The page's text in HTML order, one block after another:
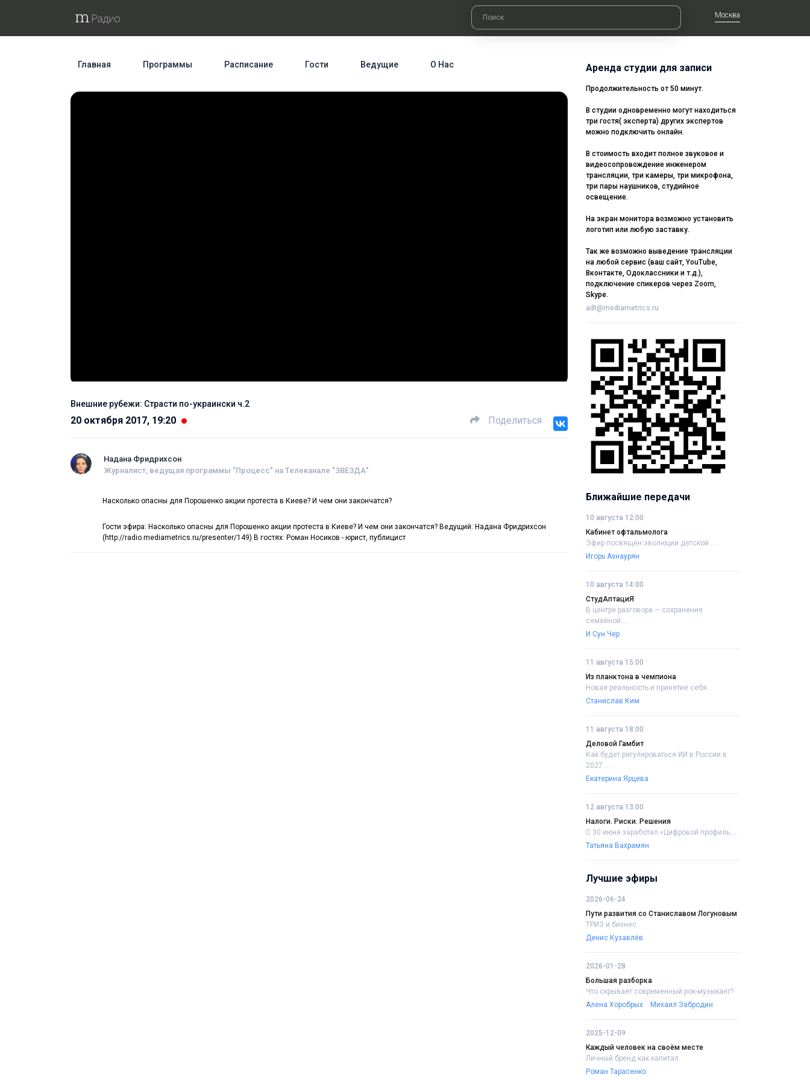
Москва
Главная Программы Расписание Гости Ведущие О Нас
Внешние рубежи: Страсти по-украински ч.2
20 октября 2017, 19:20 Поделиться
Надана Фридрихсон
Журналист, ведущая программы "Процесс" на Телеканале "ЗВЕЗДА"
Насколько опасны для Порошенко акции протеста в Киеве? И чем они закончатся?
Гости эфира: Насколько опасны для Порошенко акции протеста в Киеве? И чем они закончатся? Ведущий: Надана Фридрихсон
(http://radio.mediametrics.ru/presenter/149) В гостях: Роман Носиков - юрист, публицист
Аренда студии для записи
Продолжительность от 50 минут.
В студии одновременно могут находиться
три гостя( эксперта) других экспертов
можно подключить онлайн.
В стоимость входит полное звуковое и
видеосопровождение инженером
трансляции, три камеры, три микрофона,
три пары наушников, студийное
освещение.
На экран монитора возможно установить
логотип или любую заставку.
Так же возможно выведение трансляции
на любой сервис (ваш сайт, YouTube,
Вконтакте, Одоклассники и т.д.),
подключение спикеров через Zoom,
Skype.
adt@mediametrics.ru
Ближайшие передачи
10 августа 12:00
Кабинет офтальмолога
Эфир посвящён эволюции детской....
Игорь Азнаурян
10 августа 14:00
СтудАптациЯ
В центре разговора — сохранение
семейной....
И Сун Чер
11 августа 15:00
Из планктона в чемпиона
Новая реальность и принятие себя..
Станислав Ким
11 августа 18:00
Деловой Гамбит
Как будет регулироваться ИИ в России в
2027....
Екатерина Ярцева
12 августа 13:00
Налоги. Риски. Решения
С 30 июня заработал «Цифровой профиль....
Татьяна Вахрамян
Лучшие эфиры
2026-06-24
Пути развития со Станиславом Логуновым
ТРИЗ и бизнес
Денис Кузавлёв
2026-01-28
Большая разборка
Что скрывает современный рок-музыкант?
Алена Хоробрых
Михаил Забродин
2025-12-09
Каждый человек на своём месте
Личный бренд как капитал
Роман Тарасенко